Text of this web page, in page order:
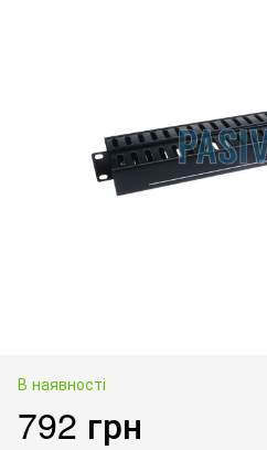
В наявності
792 грн